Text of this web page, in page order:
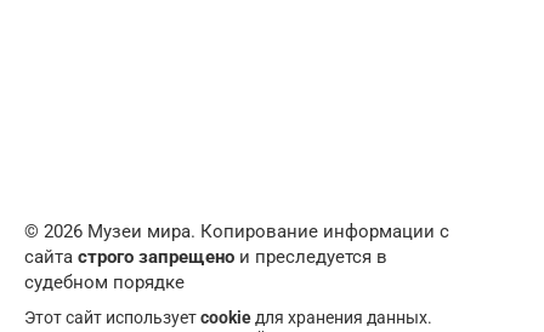
© 2026 Музеи мира. Копирование информации с
сайта строго запрещено и преследуется в
судебном порядке
Этот сайт используетcookie для хранения данных.